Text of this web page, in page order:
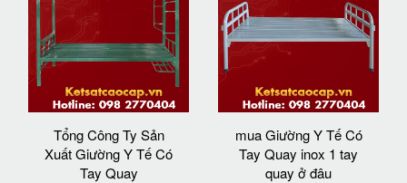
Tổng Công Ty Sản
Xuất Giường Y Tế Có
Tay Quay
mua Giường Y Tế Có
Tay Quay inox 1 tay
quay ở đâu